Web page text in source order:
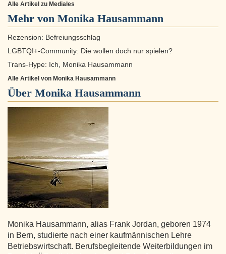
Alle Artikel zu Mediales
Mehr von Monika Hausammann
Rezension: Befreiungsschlag
LGBTQI+-Community: Die wollen doch nur spielen?
Trans-Hype: Ich, Monika Hausammann
Alle Artikel von Monika Hausammann
Über Monika Hausammann
Monika Hausammann, alias Frank Jordan, geboren 1974
in Bern, studierte nach einer kaufmännischen Lehre
Betriebswirtschaft. Berufsbegleitende Weiterbildungen im